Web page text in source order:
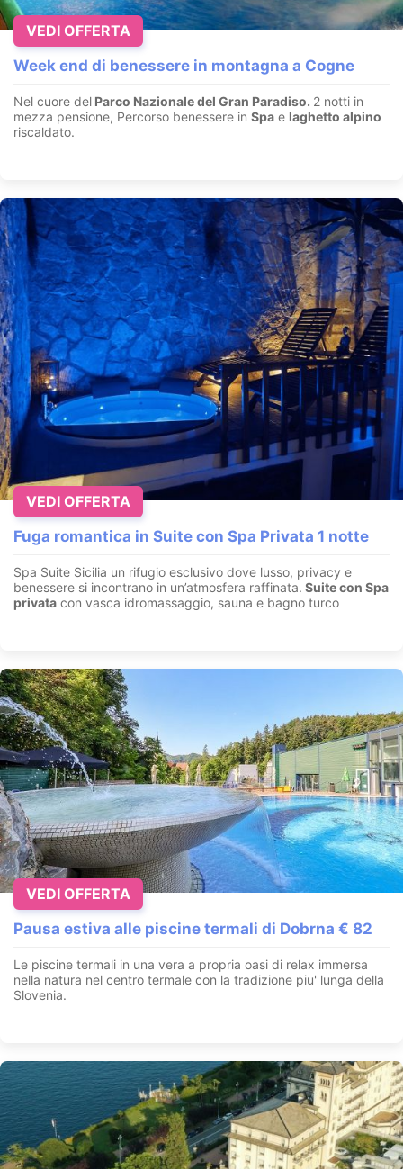
Week end di benessere in montagna a Cogne
Nel cuore del Parco Nazionale del Gran Paradiso. 2 notti in
mezza pensione, Percorso benessere in Spa e laghetto alpino
riscaldato.
VEDI OFFERTA
Fuga romantica in Suite con Spa Privata 1 notte
Spa Suite Sicilia un rifugio esclusivo dove lusso, privacy e
benessere si incontrano in un’atmosfera raffinata. Suite con Spa
privata con vasca idromassaggio, sauna e bagno turco
VEDI OFFERTA
Pausa estiva alle piscine termali di Dobrna € 82
Le piscine termali in una vera a propria oasi di relax immersa
nella natura nel centro termale con la tradizione piu' lunga della
Slovenia.
VEDI OFFERTA